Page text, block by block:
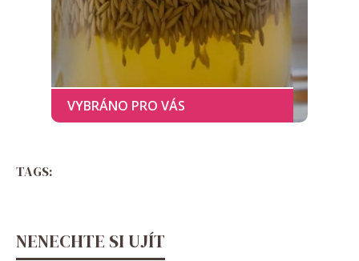
TAGS:
NENECHTE SI UJÍT